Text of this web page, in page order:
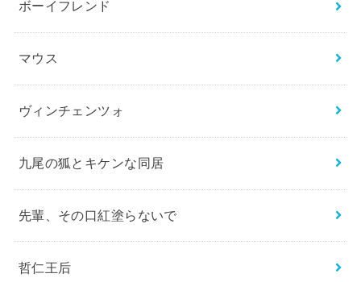
ボーイフレンド
マウス
ヴィンチェンツォ
九尾の狐とキケンな同居
先輩、その口紅塗らないで
哲仁王后